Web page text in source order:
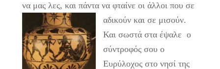
να μας λες, και πάντα να φταίνε οι άλλοι που σε
αδικούν και σε μισούν.
Και σωστά στα έψαλε ο
σύντροφός σου ο
Ευρύλοχος στο νησί της